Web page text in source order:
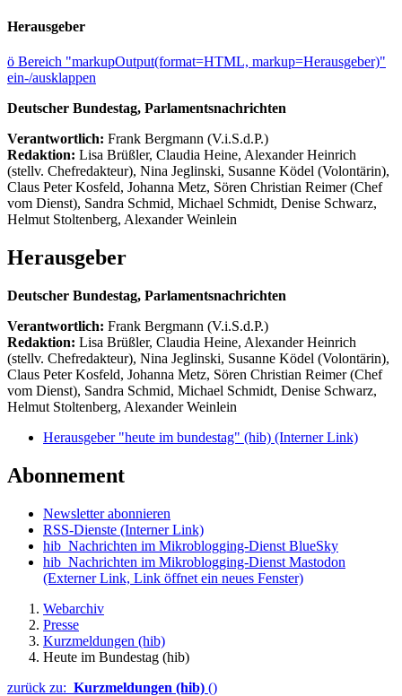
Herausgeber
ö Bereich "markupOutput(format=HTML, markup=Herausgeber)"
ein-/ausklappen
Deutscher Bundestag, Parlamentsnachrichten
Verantwortlich: Frank Bergmann (V.i.S.d.P.)
Redaktion: Lisa Brüßler, Claudia Heine, Alexander Heinrich
(stellv. Chefredakteur), Nina Jeglinski, Susanne Ködel (Volontärin),
Claus Peter Kosfeld, Johanna Metz, Sören Christian Reimer (Chef
vom Dienst), Sandra Schmid, Michael Schmidt, Denise Schwarz,
Helmut Stoltenberg, Alexander Weinlein
Herausgeber
Deutscher Bundestag, Parlamentsnachrichten
Verantwortlich: Frank Bergmann (V.i.S.d.P.)
Redaktion: Lisa Brüßler, Claudia Heine, Alexander Heinrich
(stellv. Chefredakteur), Nina Jeglinski, Susanne Ködel (Volontärin),
Claus Peter Kosfeld, Johanna Metz, Sören Christian Reimer (Chef
vom Dienst), Sandra Schmid, Michael Schmidt, Denise Schwarz,
Helmut Stoltenberg, Alexander Weinlein
Herausgeber "heute im bundestag" (hib) (Interner Link)
Abonnement
Newsletter abonnieren
RSS-Dienste (Interner Link)
hib_Nachrichten im Mikroblogging-Dienst BlueSky
hib_Nachrichten im Mikroblogging-Dienst Mastodon
(Externer Link, Link öffnet ein neues Fenster)
Webarchiv
Presse
Kurzmeldungen (hib)
Heute im Bundestag (hib)
zurück zu: Kurzmeldungen (hib) ()